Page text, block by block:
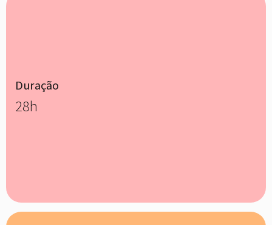
Duração
28h